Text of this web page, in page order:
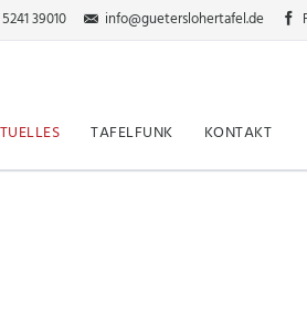
39010 info@gueterslohertafel.de
TAFELFUNK KONTAKT